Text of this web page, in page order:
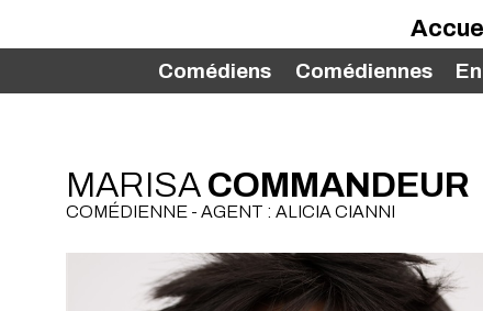
Comédiens Comédiennes
MARISA COMMANDEUR
COMÉDIENNE - AGENT : ALICIA CIANNI